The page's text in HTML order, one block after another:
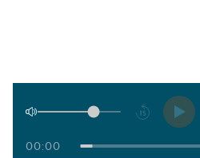
Afspelen
00:00
Podcasts
Muziek